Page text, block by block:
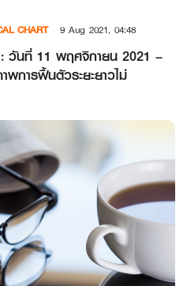
CHART 9 Aug 2021, 04:48
วันที่ 11 พฤศจิกายน 2021 –
พการฟื้นตัวระยะยาวไม่